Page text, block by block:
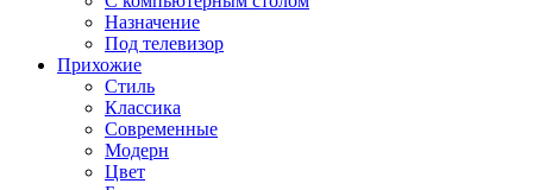
Назначение
Под телевизор
Прихожие
Стиль
Классика
Современные
Модерн
Цвет